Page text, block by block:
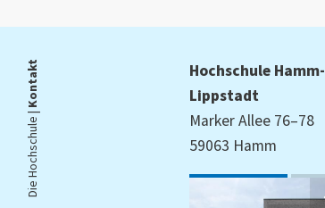
Die Hochschule |
Kontakt
Hochschule Hamm-
Lippstadt
Marker Allee 76–78
59063 Hamm